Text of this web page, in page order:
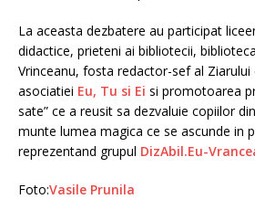
La aceasta dezbatere au participat
didactice, prieteni ai bibliotecii,
Vrinceanu, fosta redactor-sef al Ziarului
asociatiei Eu, Tu si Ei si promotoarea
sate” ce a reusit sa dezvaluie copiilor
munte lumea magica ce se ascunde in
reprezentand grupul DizAbil.Eu-
Foto:Vasile Prunila